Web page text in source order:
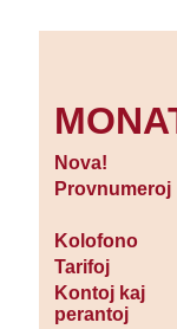
Nova!
Provnumeroj
Kolofono
Tarifoj
Kontoj kaj
perantoj